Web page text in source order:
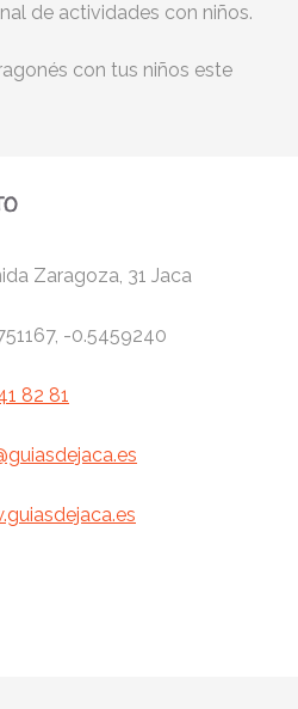
de actividades con niños.
con tus niños este
Zaragoza, 31 Jaca
-0.5459240
82 81